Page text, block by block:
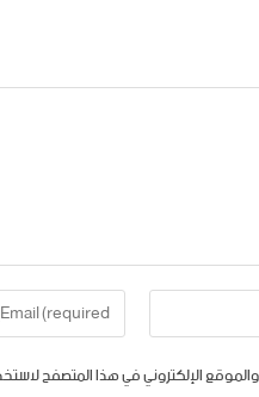
الإلكتروني في هذا المتصفح